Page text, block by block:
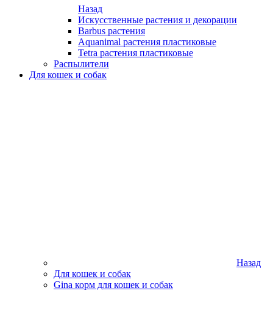
Назад
Искусственные растения и декорации
Barbus растения
Aquanimal растения пластиковые
Tetra растения пластиковые
Распылители
Для кошек и собак
Назад
Для кошек и собак
Gina корм для кошек и собак